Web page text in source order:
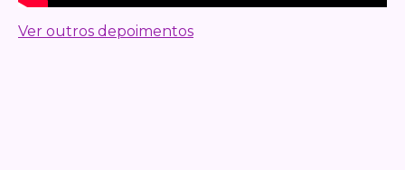
Ver outros depoimentos